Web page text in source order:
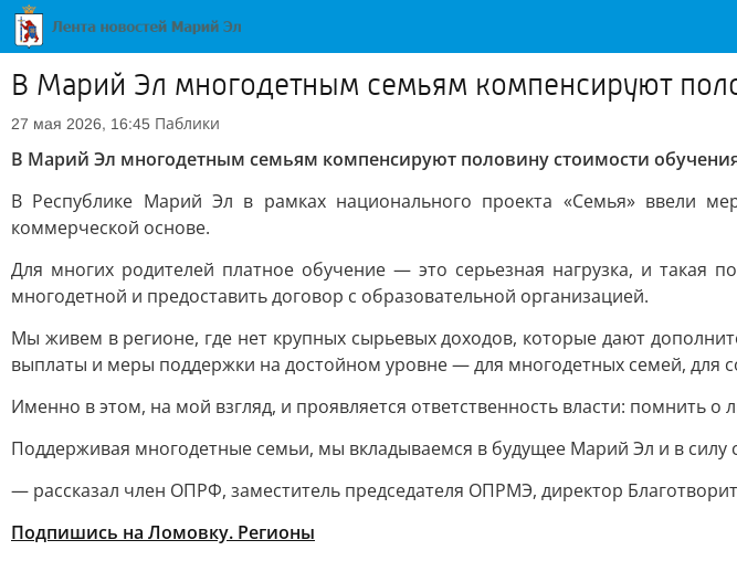
В Марий Эл многодетным семьям компенсируют
27 мая 2026, 16:45 Паблики
В Марий Эл многодетным семьям компенсируют половину стоимости
В Республике Марий Эл в рамках национального проекта «Семья» ввели
коммерческой основе.
Для многих родителей платное обучение — это серьезная нагрузка, и такая
многодетной и предоставить договор с образовательной организацией.
Мы живем в регионе, где нет крупных сырьевых доходов, которые дают
выплаты и меры поддержки на достойном уровне — для многодетных семей, для
Именно в этом, на мой взгляд, и проявляется ответственность власти: помнить о
Поддерживая многодетные семьи, мы вкладываемся в будущее Марий Эл и в силу
— рассказал член ОПРФ, заместитель председателя ОПРМЭ, директор
Подпишись на Ломовку. Регионы